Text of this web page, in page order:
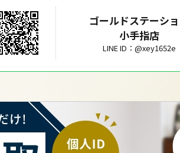
ゴールドステーシ
小手指店
LINE ID：@xey1652e